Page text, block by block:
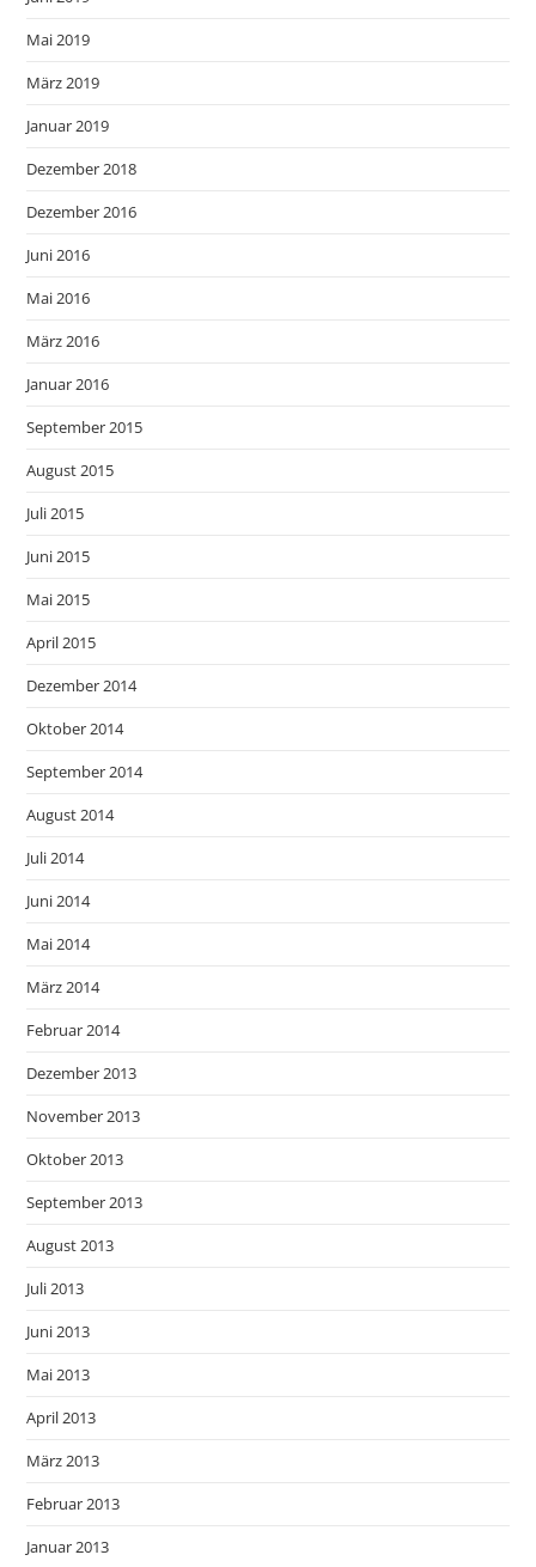
Mai 2019
März 2019
Januar 2019
Dezember 2018
Dezember 2016
Juni 2016
Mai 2016
März 2016
Januar 2016
September 2015
August 2015
Juli 2015
Juni 2015
Mai 2015
April 2015
Dezember 2014
Oktober 2014
September 2014
August 2014
Juli 2014
Juni 2014
Mai 2014
März 2014
Februar 2014
Dezember 2013
November 2013
Oktober 2013
September 2013
August 2013
Juli 2013
Juni 2013
Mai 2013
April 2013
März 2013
Februar 2013
Januar 2013